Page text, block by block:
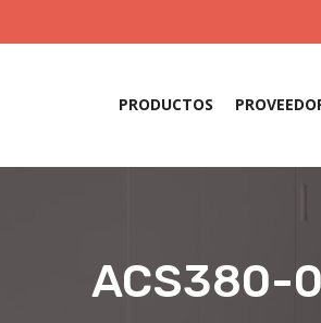
PRODUCTOS
ACS380-